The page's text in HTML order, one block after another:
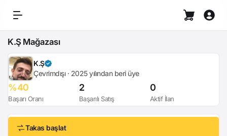
K.Ş Mağazası
K.Ş
Çevrimdışı · 2025 yılından beri üye
%40
Başarı Oranı
2
Başarılı Satış
0
Aktif İlan
Takas başlat